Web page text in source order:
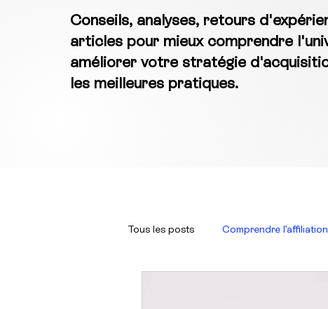
Conseils, analyses, retours
articles pour mieux comprendre
améliorer votre stratégie
les meilleures pratiques.
Tous les posts Comprendre